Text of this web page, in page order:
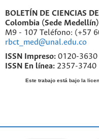
BOLETÍN DE CIENCIAS
Colombia (Sede
M9 - 107 Teléfono: (+57
rbct_med@unal.edu.co
ISSN Impreso: 0120-3630
ISSN En línea: 2357-3740
Este trabajo está bajo la